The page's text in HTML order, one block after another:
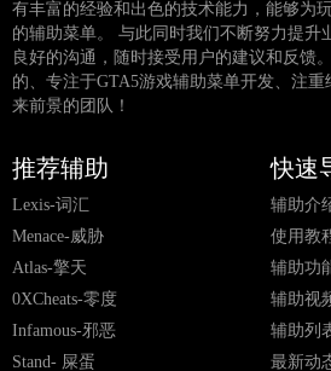
有丰富的经验和出色的技术能力，能够为
的辅助菜单。 与此同时我们不断努力提升
良好的沟通，随时接受用户的建议和反馈
的、专注于GTA5游戏辅助菜单开发、注
来前景的团队！
推荐辅助
Lexis-词汇
Menace-威胁
Atlas-擎天
0XCheats-零度
Infamous-邪恶
Stand- 屎蛋
快速
辅助介
使用教
辅助功
辅助视
辅助列
最新动